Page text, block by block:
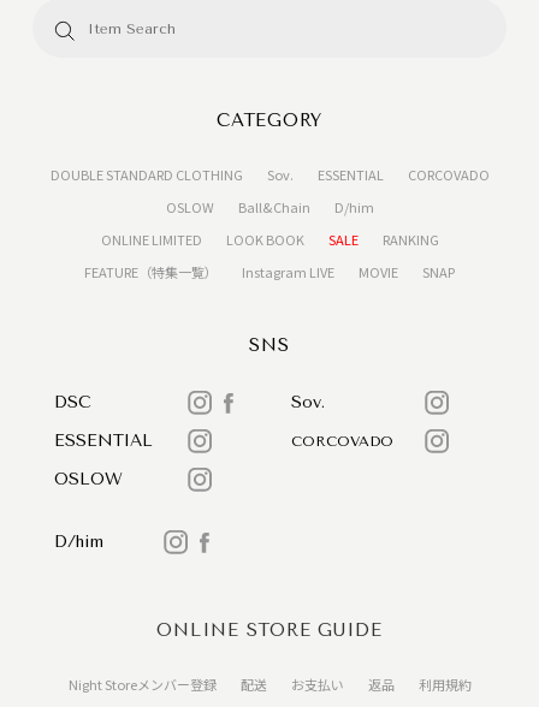
CATEGORY
DOUBLE STANDARD CLOTHING Sov. ESSENTIAL
CORCOVADO
OSLOW
Ball&Chain
D/him
ONLINE LIMITED
LOOK BOOK SALE
RANKING
FEATURE（特集一覧）
Instagram LIVE MOVIE SNAP
SNS
DSC
Sov.
ESSENTIAL
CORCOVADO
OSLOW
D/him
ONLINE STORE GUIDE
Night Storeメンバー登録 配送 お支払い 返品 利用規約